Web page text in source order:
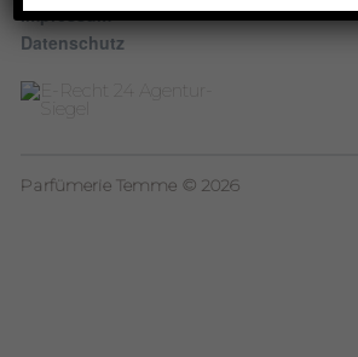
Impressum
Datenschutz
Parfümerie Temme © 2026